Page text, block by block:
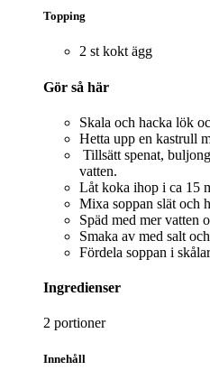
Topping
2 st kokt ägg
Gör så här
Skala och hacka lök
Hetta upp en kastrull
Tillsätt spenat,
vatten.
Låt koka ihop i ca 15
Mixa soppan slät och
Späd med mer vatten
Smaka av med salt
Fördela soppan i
Ingredienser
2 portioner
Innehåll